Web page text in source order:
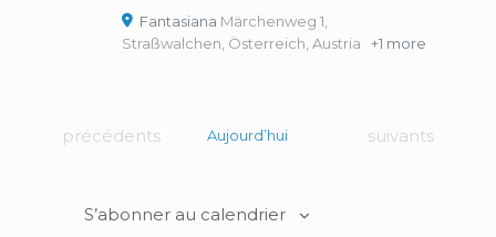
Fantasiana Märchenweg 1,
Straßwalchen, Österreich, Austria
+1 more
Évènements
précédents Aujourd’hui Évènements
suivants
S’abonner au calendrier